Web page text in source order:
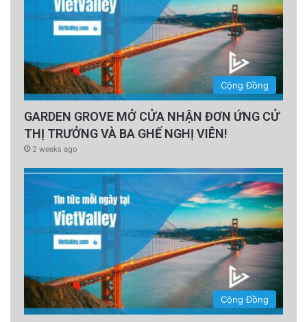
Cộng Đồng
GARDEN GROVE MỞ CỬA NHẬN ĐƠN ỨNG CỬ
THỊ TRƯỞNG VÀ BA GHẾ NGHỊ VIÊN!
2 weeks ago
Cộng Đồng